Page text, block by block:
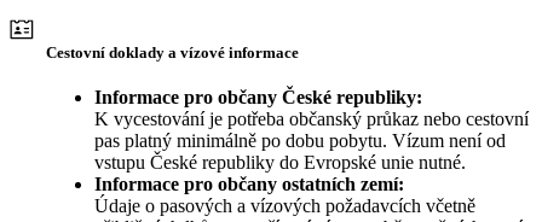
Cestovní doklady a vízové informace
Informace pro občany České republiky:
K vycestování je potřeba občanský průkaz nebo cestovní
pas platný minimálně po dobu pobytu. Vízum není od
vstupu České republiky do Evropské unie nutné.
Informace pro občany ostatních zemí:
Údaje o pasových a vízových požadavcích včetně